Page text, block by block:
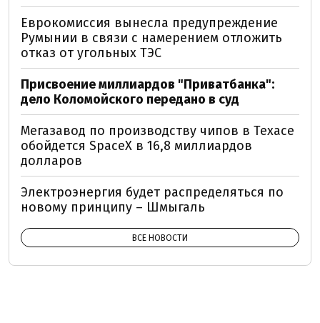
Еврокомиссия вынесла предупреждение
Румынии в связи с намерением отложить
отказ от угольных ТЭС
Присвоение миллиардов "Приватбанка":
дело Коломойского передано в суд
Мегазавод по производству чипов в Техасе
обойдется SpaceX в 16,8 миллиардов
долларов
Электроэнергия будет распределяться по
новому принципу – Шмыгаль
ВСЕ НОВОСТИ